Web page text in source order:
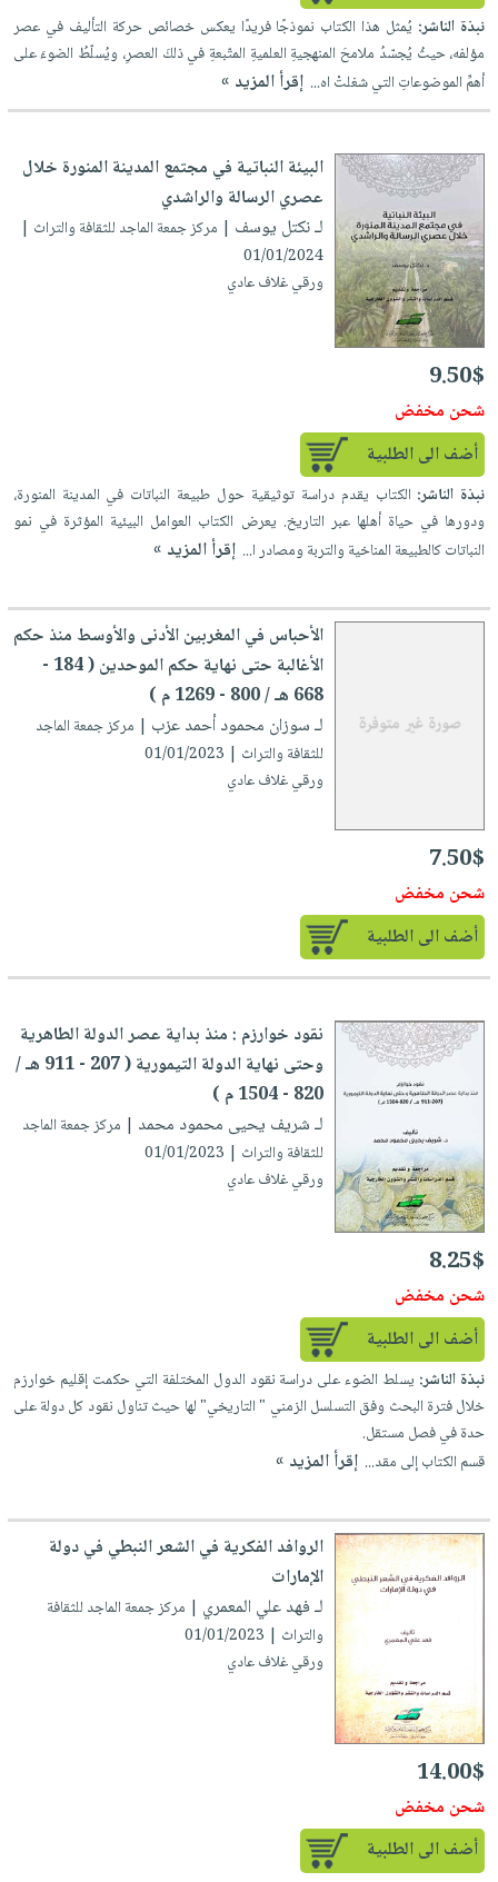
نبذة الناشر: يُمثل هذا الكتاب نموذجًا فريدًا يعكس خصائص حركة التأليف في عصر
مؤلفه، حيثُ يُجسّدُ ملامحَ المنهجيةِ العلميةِ المتّبعةِ في ذلكَ العصرِ، ويُسلّطُ الضوءَ على
أهمِّ الموضوعاتِ التي شغلتْ اه... إقرأ المزيد »
البيئة النباتية في مجتمع المدينة المنورة خلال
عصري الرسالة والراشدي
لـ نكتل يوسف | مركز جمعة الماجد للثقافة والتراث |
01/01/2024
ورقي غلاف عادي
9.50$
شحن مخفض
أضف الى الطلبية
نبذة الناشر: الكتاب يقدم دراسة توثيقية حول طبيعة النباتات في المدينة المنورة،
ودورها في حياة أهلها عبر التاريخ. يعرض الكتاب العوامل البيئية المؤثرة في نمو
النباتات كالطبيعة المناخية والتربة ومصادر ا... إقرأ المزيد »
الأحباس في المغربين الأدنى والأوسط منذ حكم
الأغالبة حتى نهاية حكم الموحدين ( 184 -
668 هـ / 800 - 1269 م )
لـ سوزان محمود أحمد عزب | مركز جمعة الماجد
للثقافة والتراث | 01/01/2023
ورقي غلاف عادي
7.50$
شحن مخفض
أضف الى الطلبية
نقود خوارزم : منذ بداية عصر الدولة الطاهرية
وحتى نهاية الدولة التيمورية ( 207 - 911 هـ /
820 - 1504 م )
لـ شريف يحيى محمود محمد | مركز جمعة الماجد
للثقافة والتراث | 01/01/2023
ورقي غلاف عادي
8.25$
شحن مخفض
أضف الى الطلبية
نبذة الناشر: يسلط الضوء على دراسة نقود الدول المختلفة التي حكمت إقليم خوارزم
خلال فترة البحث وفق التسلسل الزمني " التاريخي" لها حيث تناول نقود كل دولة على
حدة في فصل مستقل.
قسم الكتاب إلى مقد... إقرأ المزيد »
الروافد الفكرية في الشعر النبطي في دولة
الإمارات
لـ فهد علي المعمري | مركز جمعة الماجد للثقافة
والتراث | 01/01/2023
ورقي غلاف عادي
14.00$
شحن مخفض
أضف الى الطلبية